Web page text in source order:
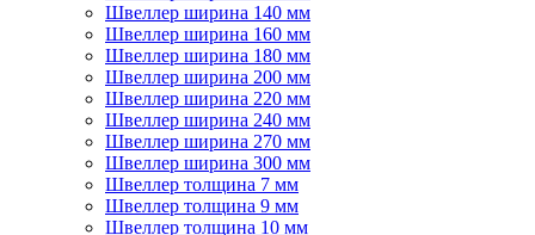
Швеллер ширина 140 мм
Швеллер ширина 160 мм
Швеллер ширина 180 мм
Швеллер ширина 200 мм
Швеллер ширина 220 мм
Швеллер ширина 240 мм
Швеллер ширина 270 мм
Швеллер ширина 300 мм
Швеллер толщина 7 мм
Швеллер толщина 9 мм
Швеллер толщина 10 мм